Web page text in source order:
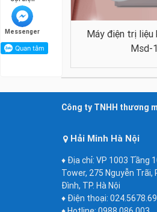
Máy điện trị liệu
Msd-
Công ty TNHH thương
Hải Minh Hà Nội
♦ Địa chỉ: VP 1003 Tầng
Tower, 275 Nguyễn Trãi,
Đình, TP. Hà Nội
♦ Điện thoại:
Messenger